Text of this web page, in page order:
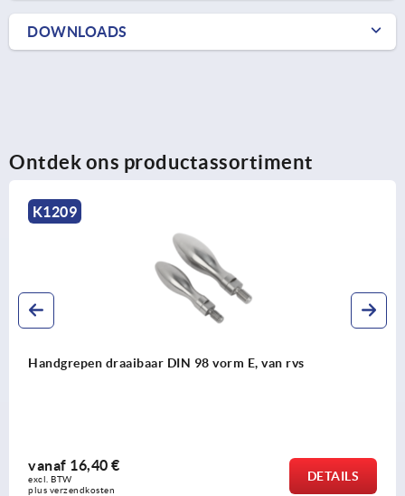
DOWNLOADS
Ontdek ons productassortiment
DIN 98 vorm E, van rvs Conusgrepen
0,82 €
excl. BTW
plus verzendkosten